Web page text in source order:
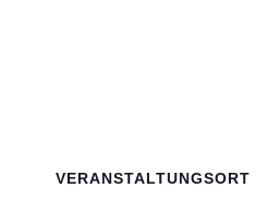
VERANSTALTUNGSORT